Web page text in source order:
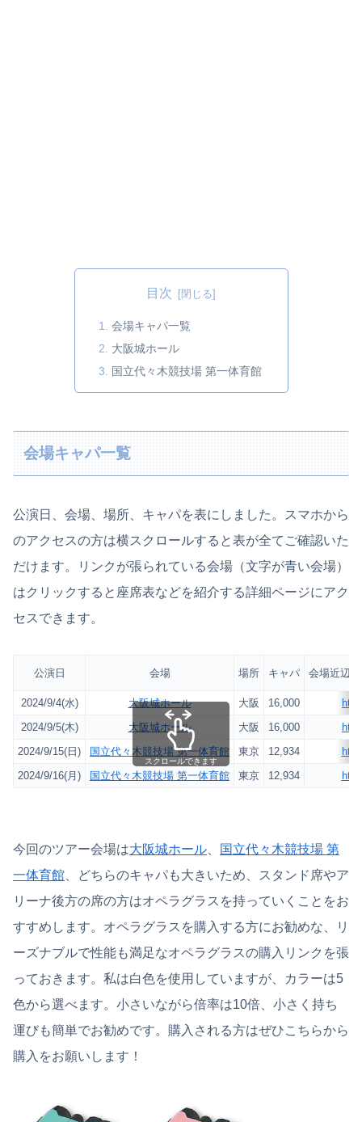
目次
会場キャパ一覧
大阪城ホール
国立代々木競技場 第一体育館
会場キャパ一覧
公演日、会場、場所、キャパを表にしました。スマホから
のアクセスの方は横スクロールすると表が全てご確認いた
だけます。リンクが張られている会場（文字が青い会場）
はクリックすると座席表などを紹介する詳細ページにアク
セスできます。
公演日 会場 場所 キャパ 会場近辺
2024/9/4(水) 大阪城ホール 大阪 16,000
2024/9/5(木)
大阪城ホール 大阪 16,000
2024/9/15(日)
国立代々木競技場 第一体育館 東京 12,934
2024/9/16(月)
国立代々木競技場 第一体育館 東京 12,934
スクロールできます
今回のツアー会場は大阪城ホール
国立代々木競技場 第
一体育館 、どちらのキャパも大きいため、スタンド席やア
リーナ後方の席の方はオペラグラスを持っていくことをお
すすめします。オペラグラスを購入する方にお勧めな、リ
ーズナブルで性能も満足なオペラグラスの購入リンクを張
っておきます。私は白色を使用していますが、カラーは5
色から選べます。小さいながら倍率は10倍、小さく持ち
運びも簡単でお勧めです。購入される方はぜひこちらから
購入をお願いします！